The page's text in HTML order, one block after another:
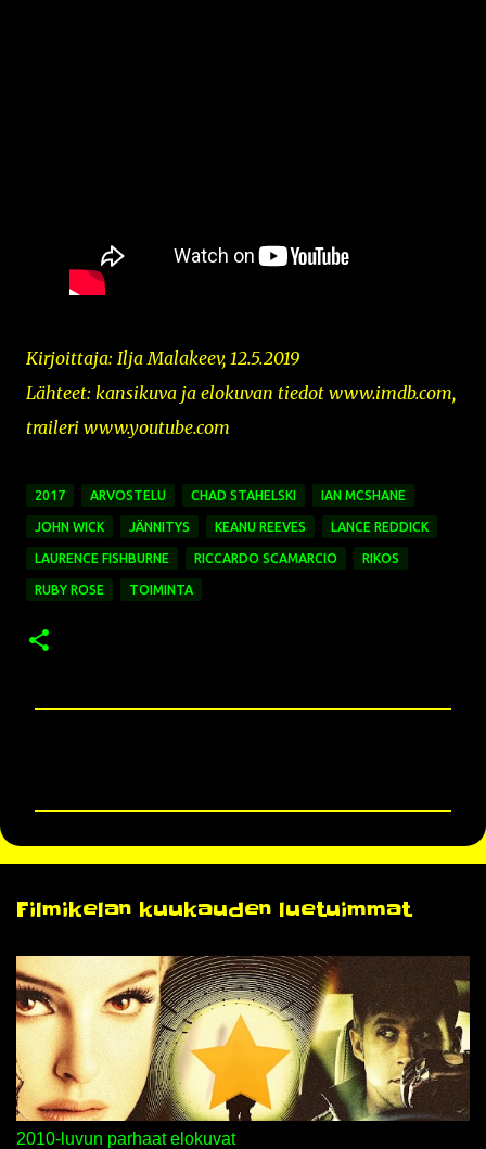
Kirjoittaja: Ilja Malakeev, 12.5.2019
Lähteet: kansikuva ja elokuvan tiedot www.imdb.com,
traileri www.youtube.com
2017 ARVOSTELU CHAD STAHELSKI IAN MCSHANE
JOHN WICK JÄNNITYS KEANU REEVES LANCE REDDICK
LAURENCE FISHBURNE RICCARDO SCAMARCIO RIKOS
RUBY ROSE TOIMINTA
e
i
t
Filmikelan kuukauden luetuimmat
2010-luvun parhaat elokuvat